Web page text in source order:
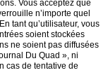
Vous acceptez que
n’importe quel
tant qu’utilisateur, vous
soient stockées
ne soient pas diffusées
Du Quad », ni
cas de tentative de